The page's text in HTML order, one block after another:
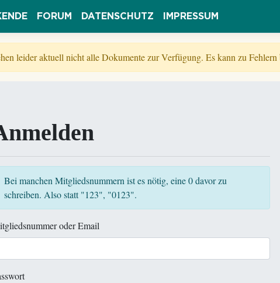
FORUM DATENSCHUTZ IMPRESSUM
leider aktuell nicht alle Dokumente zur Verfügung. Es kann zu
Bei manchen Mitgliedsnummern ist es nötig, eine 0 davor zu
schreiben. Also statt "123", "0123".
oder Email